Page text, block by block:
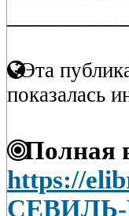
Эта
показалась
Полная
https://